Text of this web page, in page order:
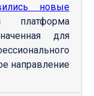
новые
платформа
для
направление